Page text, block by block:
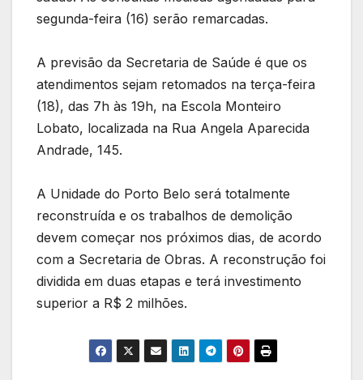
segunda-feira (16) serão remarcadas.
A previsão da Secretaria de Saúde é que os
atendimentos sejam retomados na terça-feira
(18), das 7h às 19h, na Escola Monteiro
Lobato, localizada na Rua Angela Aparecida
Andrade, 145.
A Unidade do Porto Belo será totalmente
reconstruída e os trabalhos de demolição
devem começar nos próximos dias, de acordo
com a Secretaria de Obras. A reconstrução foi
dividida em duas etapas e terá investimento
superior a R$ 2 milhões.